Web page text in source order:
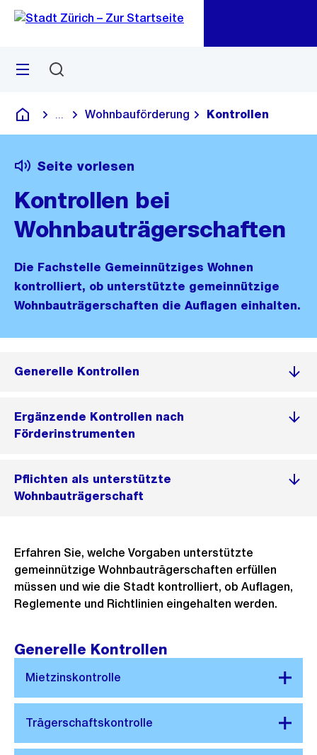
Navigation
Sprunglink
Menü
Deutsch
Blende alle Breadcrumbs ein
Wohnbauförderung Kontrollen
Seite vorlesen
Kontrollen bei
Wohnbauträgerschaften
Die Fachstelle Gemeinnütziges Wohnen
kontrolliert, ob unterstützte gemeinnützige
Wohnbauträgerschaften die Auflagen einhalten.
Generelle Kontrollen
Ergänzende Kontrollen nach
Förderinstrumenten
Pflichten als unterstützte
Wohnbauträgerschaft
Erfahren Sie, welche Vorgaben unterstützte
gemeinnützige Wohnbauträgerschaften erfüllen
müssen und wie die Stadt kontrolliert, ob Auflagen,
Reglemente und Richtlinien eingehalten werden.
Generelle Kontrollen